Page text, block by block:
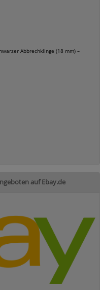
Abbrechklinge (18 mm) –
auf Ebay.de